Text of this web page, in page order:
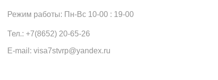
Режим работы: Пн-Вс 10-00 : 19-00
Тел.: +7(8652) 20-65-26
E-mail: visa7stvrp@yandex.ru